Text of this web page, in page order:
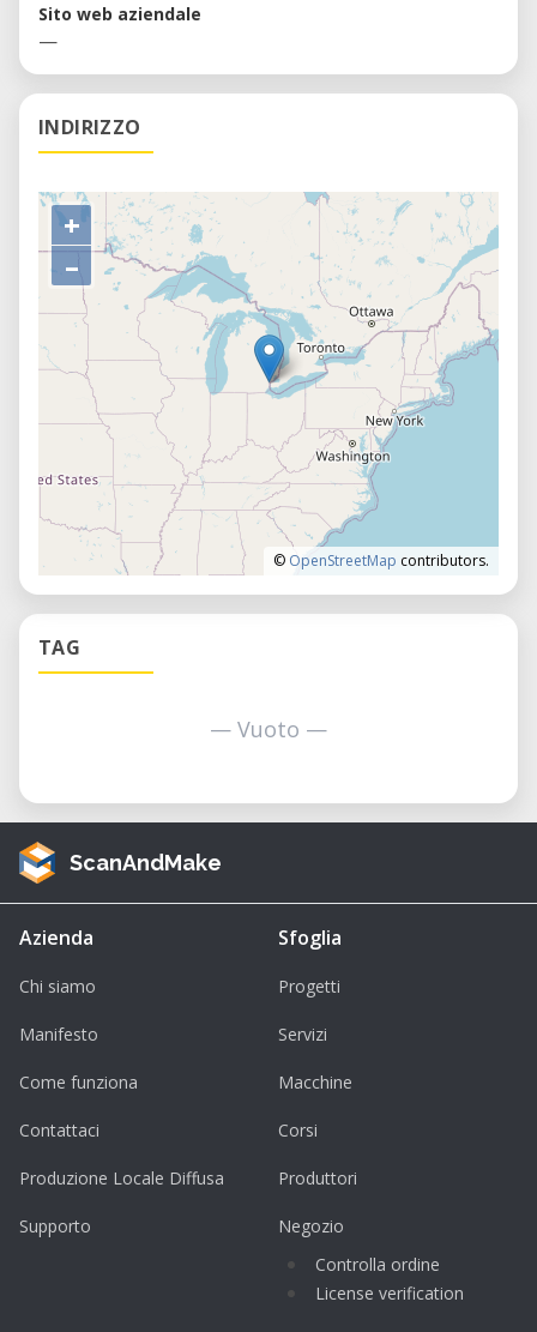
Sito web aziendale
—
INDIRIZZO
+
–
© OpenStreetMap contributors.
TAG
— Vuoto —
ScanAndMake
Azienda
Chi siamo
Manifesto
Come funziona
Contattaci
Produzione Locale Diffusa
Supporto
Sfoglia
Progetti
Servizi
Macchine
Corsi
Produttori
Negozio
Controlla ordine
License verification